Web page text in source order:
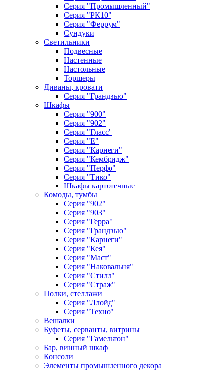
Серия "Промышленный"
Серия "РК10"
Серия "Феррум"
Сундуки
Светильники
Подвесные
Настенные
Настольные
Торшеры
Диваны, кровати
Серия "Грандвью"
Шкафы
Серия "900"
Серия "902"
Серия "Гласс"
Серия "Е"
Серия "Карнеги"
Серия "Кембридж"
Серия "Перфо"
Серия "Тико"
Шкафы картотечные
Комоды, тумбы
Серия "902"
Серия "903"
Серия "Герра"
Серия "Грандвью"
Серия "Карнеги"
Серия "Кея"
Серия "Маст"
Серия "Наковальня"
Серия "Стилл"
Серия "Страж"
Полки, стеллажи
Серия "Ллойд"
Серия "Техно"
Вешалки
Буфеты, серванты, витрины
Серия "Гамельтон"
Бар, винный шкаф
Консоли
Элементы промышленного декора